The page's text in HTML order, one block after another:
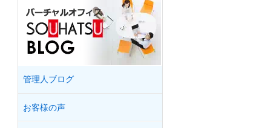
管理人ブログ
お客様の声